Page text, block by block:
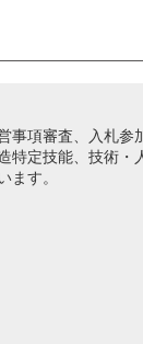
事項審査、入札参
特定技能、技術・
ます。